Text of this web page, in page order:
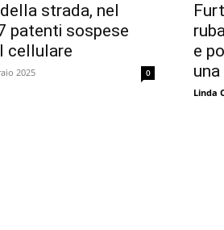
strada, nel
patenti sospese
cellulare
2025 0
e
Linda